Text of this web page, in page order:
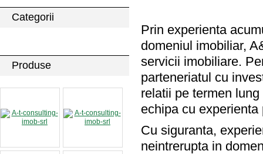
Prin experienta
domeniul imobiliar,
servicii imobiliare.
parteneriatul cu
relatii pe termen
echipa cu experienta
Cu siguranta,
neintrerupta in
Categorii
Produse